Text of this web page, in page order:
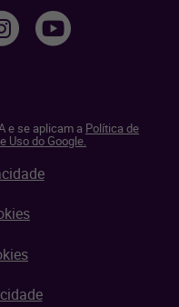
e se aplicam a Política de
Uso do Google.